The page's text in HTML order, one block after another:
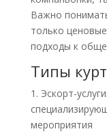
Важно
только
подходы к
Типы
1. Эскорт-
мероприятия